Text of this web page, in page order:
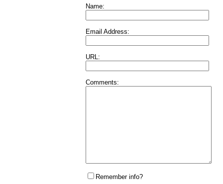
Name:
Email Address:
URL:
Comments:
Remember info?